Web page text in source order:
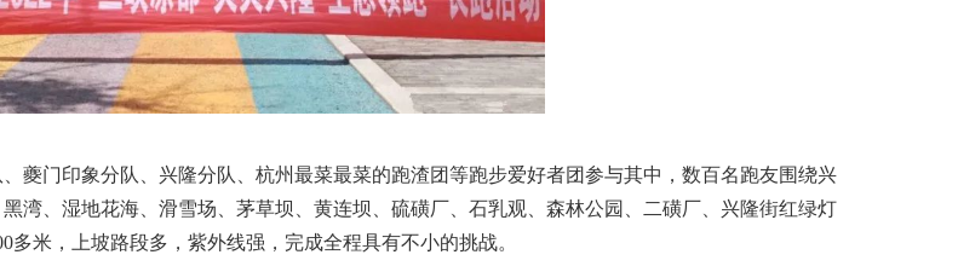
夔门印象分队、兴隆分队、杭州最菜最菜的跑渣团等跑步爱好者团参与其中，数百名跑友围绕兴
湾、湿地花海、滑雪场、茅草坝、黄连坝、硫磺厂、石乳观、森林公园、二磺厂、兴隆街红绿灯
米，上坡路段多，紫外线强，完成全程具有不小的挑战。